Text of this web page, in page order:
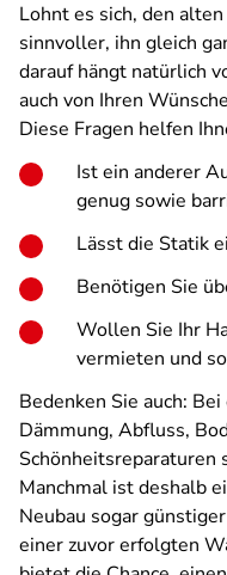
Lohnt es sich, den
sinnvoller, ihn gleich
darauf hängt natürlich
auch von Ihren
Diese Fragen helfen
Ist ein anderer
genug sowie
Lässt die Statik
Benötigen Sie
Wollen Sie Ihr
vermieten und
Bedenken Sie auch:
Dämmung, Abfluss,
Schönheitsreparaturen
Manchmal ist deshalb
Neubau sogar
einer zuvor erfolgten